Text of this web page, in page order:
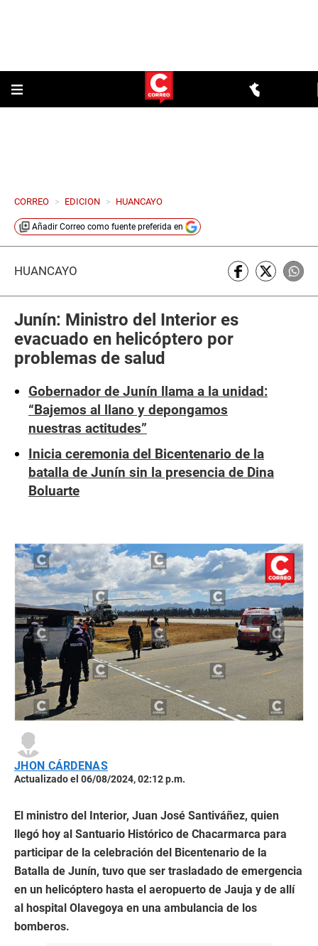
CORREO > EDICION > HUANCAYO
Añadir Correo como fuente preferida en
HUANCAYO
Junín: Ministro del Interior es
evacuado en helicóptero por
problemas de salud
Gobernador de Junín llama a la unidad:
“Bajemos al llano y depongamos
nuestras actitudes”
Inicia ceremonia del Bicentenario de la
batalla de Junín sin la presencia de Dina
Boluarte
JHON CÁRDENAS
Actualizado el 06/08/2024, 02:12 p.m.
El ministro del Interior, Juan José Santiváñez, quien
llegó hoy al Santuario Histórico de Chacarmarca para
participar de la celebración del Bicentenario de la
Batalla de Junín, tuvo que ser trasladado de emergencia
en un helicóptero hasta el aeropuerto de Jauja y de allí
al hospital Olavegoya en una ambulancia de los
bomberos.